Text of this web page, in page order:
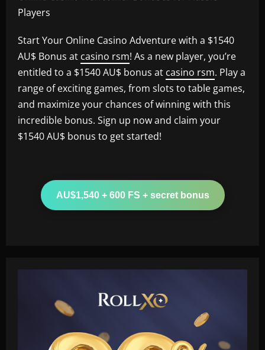
Players
Start Your Online Casino Adventure with a $1540
AU$ Bonus at casino rsm! As a new player, you’re
entitled to a $1540 AU$ bonus at casino rsm. Play a
range of exciting games, from slots to table games,
and maximize your chances of winning with this
incredible bonus. Sign up now and claim your
$1540 AU$ bonus to get started!
AU$1,540 + 600 FS + secret bonus